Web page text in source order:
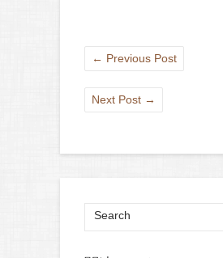
← Previous Post
Next Post →